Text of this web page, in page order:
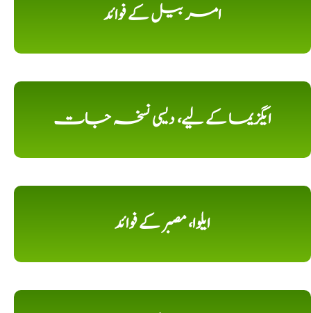
امر بیل کے فوائد
ایگزیما کے لیے، دیسی نسخہ جات
ایلوا، مصبر کے فوائد